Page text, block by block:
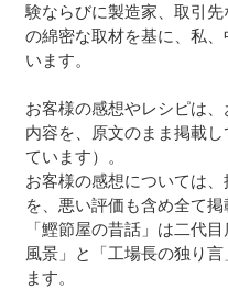
験ならびに製造家、取引
の綿密な取材を基に、私、
います。
お客様の感想やレシピは
内容を、原文のまま掲載
ています）。
お客様の感想については
を、悪い評価も含め全て掲
「鰹節屋の昔話」は二代
風景」と「工場長の独り
ます。